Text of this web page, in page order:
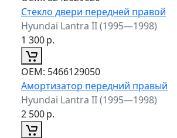
Стекло двери передней правой
Hyundai Lantra II (1995—1998)
1 300р.
ОЕМ: 5466129050
Амортизатор передний правый
Hyundai Lantra II (1995—1998)
2 500р.